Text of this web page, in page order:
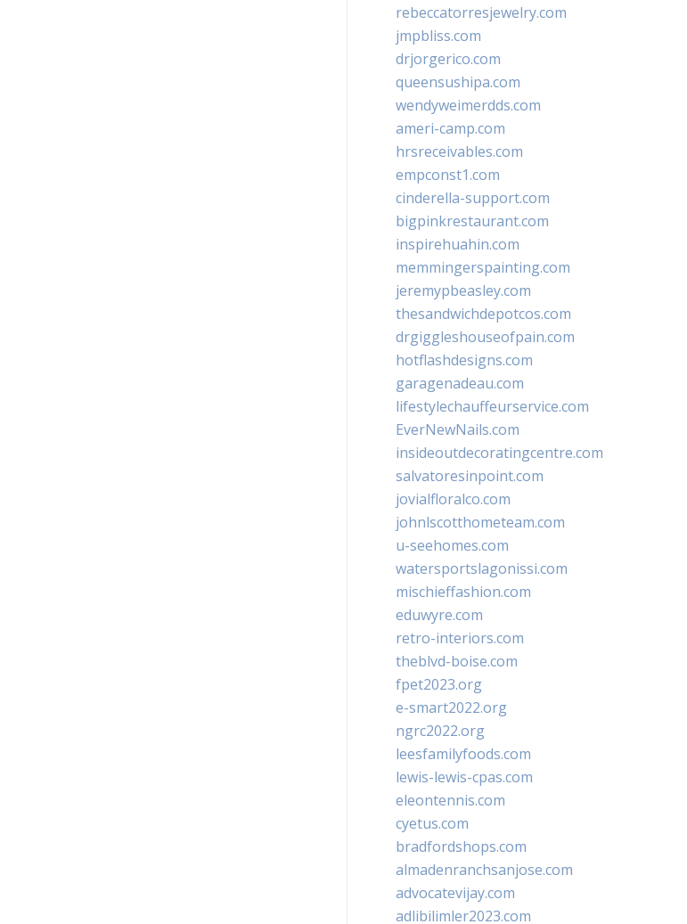
rebeccatorresjewelry.com
jmpbliss.com
drjorgerico.com
queensushipa.com
wendyweimerdds.com
ameri-camp.com
hrsreceivables.com
empconst1.com
cinderella-support.com
bigpinkrestaurant.com
inspirehuahin.com
memmingerspainting.com
jeremypbeasley.com
thesandwichdepotcos.com
drgiggleshouseofpain.com
hotflashdesigns.com
garagenadeau.com
lifestylechauffeurservice.com
EverNewNails.com
insideoutdecoratingcentre.com
salvatoresinpoint.com
jovialfloralco.com
johnlscotthometeam.com
u-seehomes.com
watersportslagonissi.com
mischieffashion.com
eduwyre.com
retro-interiors.com
theblvd-boise.com
fpet2023.org
e-smart2022.org
ngrc2022.org
leesfamilyfoods.com
lewis-lewis-cpas.com
eleontennis.com
cyetus.com
bradfordshops.com
almadenranchsanjose.com
advocatevijay.com
adlibilimler2023.com